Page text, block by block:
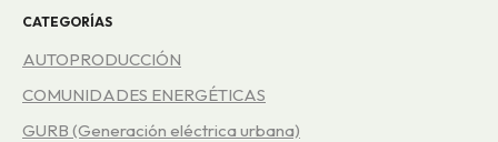
CATEGORÍAS
AUTOPRODUCCIÓN
COMUNIDADES ENERGÉTICAS
GURB (Generación eléctrica urbana)